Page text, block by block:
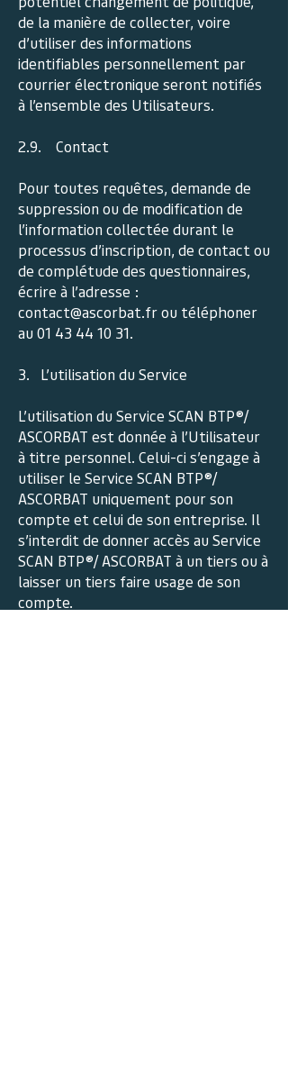
de la manière de collecter, voire
d’utiliser des informations
identifiables personnellement par
courrier électronique seront notifiés
à l’ensemble des Utilisateurs.
2.9. Contact
Pour toutes requêtes, demande de
suppression ou de modification de
l’information collectée durant le
processus d’inscription, de contact ou
de complétude des questionnaires,
écrire à l’adresse :
contact@ascorbat.frou téléphoner
au 01 43 44 10 31.
3. L’utilisation du Service
L’utilisation du Service SCAN BTP®/
ASCORBAT est donnée à l’Utilisateur
à titre personnel. Celui-ci s’engage à
utiliser le Service SCAN BTP®/
ASCORBAT uniquement pour son
compte et celui de son entreprise. Il
s’interdit de donner accès au Service
SCAN BTP®/ ASCORBAT à un tiers ou à
laisser un tiers faire usage de son
compte.